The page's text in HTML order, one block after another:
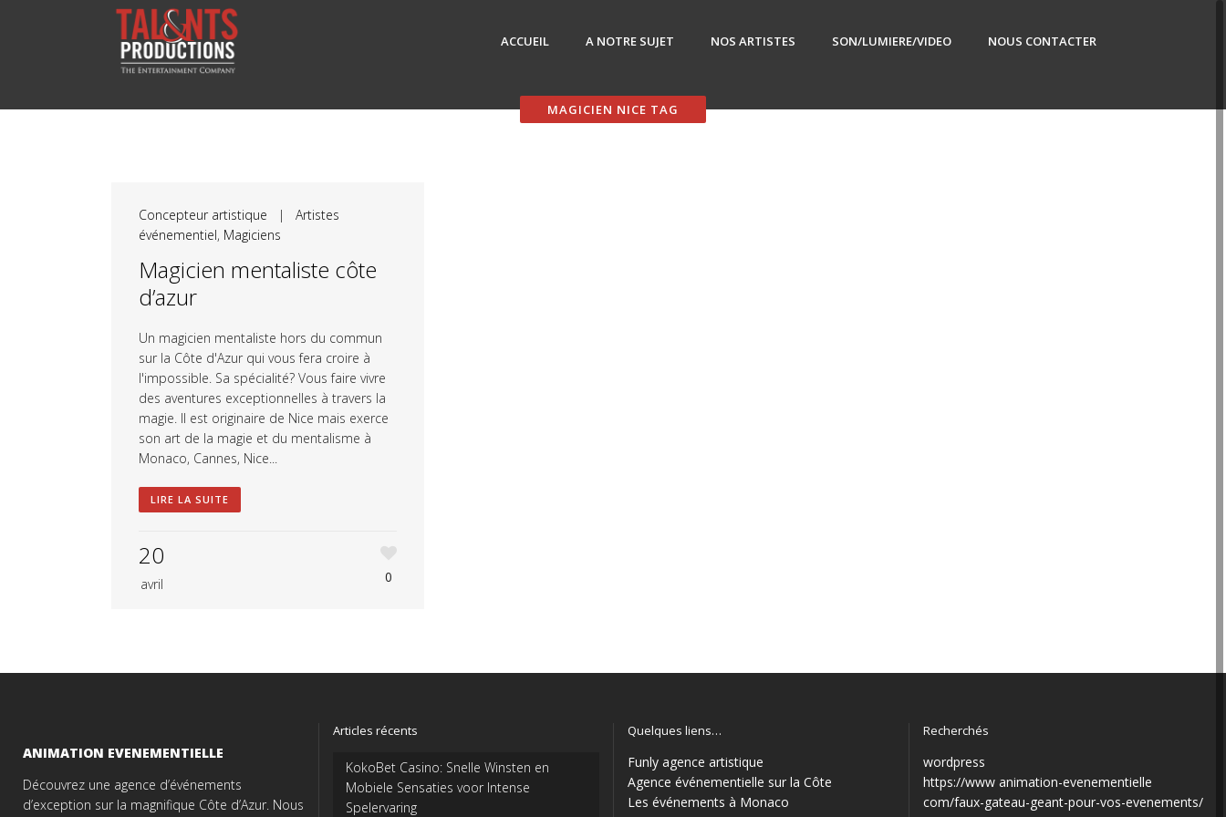
ACCUEIL A NOTRE SUJET NOS ARTISTES SON/LUMIERE/VIDEO NOUS CONTACTER
MAGICIEN NICE TAG
Concepteur artistique | Artistes
événementiel, Magiciens
Magicien mentaliste côte
d’azur
Un magicien mentaliste hors du commun
sur la Côte d'Azur qui vous fera croire à
l'impossible. Sa spécialité? Vous faire vivre
des aventures exceptionnelles à travers la
magie. Il est originaire de Nice mais exerce
son art de la magie et du mentalisme à
Monaco, Cannes, Nice...
LIRE LA SUITE
20
avril 0
ANIMATION EVENEMENTIELLE
Découvrez une agence d’événements
d’exception sur la magnifique Côte d’Azur. Nous
Articles récents
KokoBet Casino: Snelle Winsten en
Mobiele Sensaties voor Intense
Spelervaring
Quelques liens…
Funly agence artistique
Agence événementielle sur la Côte
Les événements à Monaco
Recherchés
wordpress
https://www animation-evenementielle
com/faux-gateau-geant-pour-vos-evenements/